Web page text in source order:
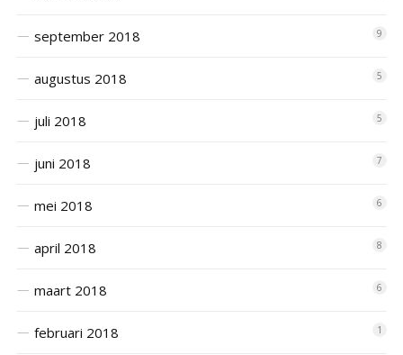
september 2018 9
augustus 2018 5
juli 2018 5
juni 2018 7
mei 2018 6
april 2018 8
maart 2018 6
februari 2018 1